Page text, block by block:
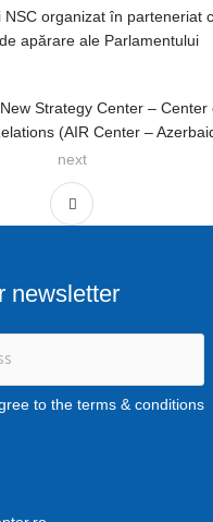
organizat în parteneriat
apărare ale Parlamentului
Strategy Center – Center
(AIR Center –
next
newsletter
to the terms & conditions